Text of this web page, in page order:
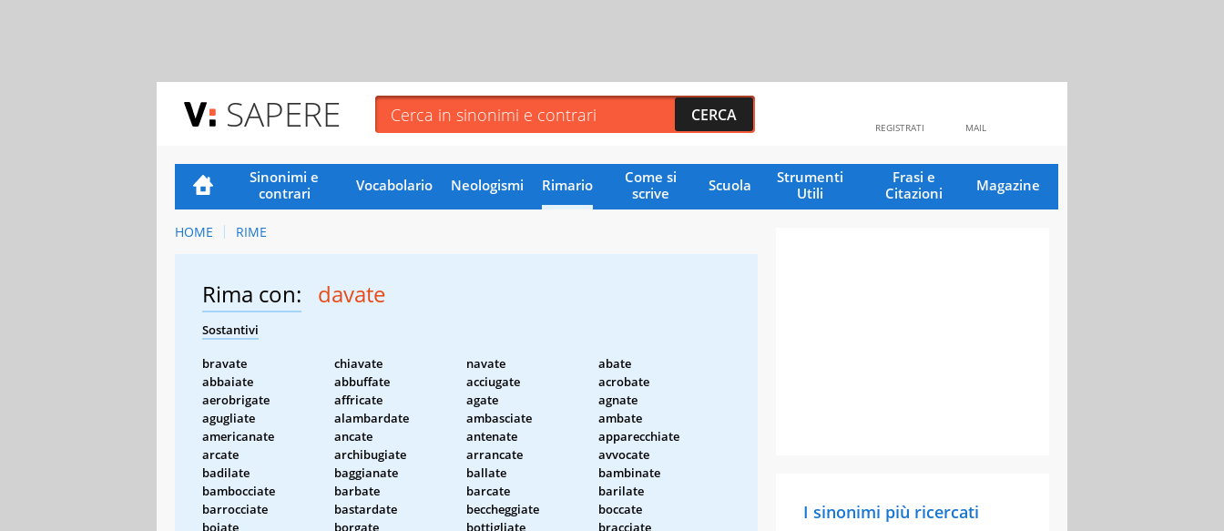
SAPERE MAIL
REGISTRATI
Sinonimi e
contrari
Vocabolario Neologismi Rimario
Come si
scrive
Scuola
Strumenti
Utili
Frasi e
Citazioni
Magazine
HOME RIME
Rima con: davate
Sostantivi
bravate chiavate navate
abate
abbaiate
abbuffate acciugate
acrobate
aerobrigate
affricate agate
agnate
agugliate
alambardate ambasciate
ambate
americanate
ancate antenate
apparecchiate
arcate
archibugiate arrancate
avvocate
badilate
baggianate ballate
bambinate
bambocciate
barbate barcate
barilate
barrocciate
bastardate beccheggiate
boccate
boiate
borgate bottigliate
bracciate
I sinonimi più ricercati